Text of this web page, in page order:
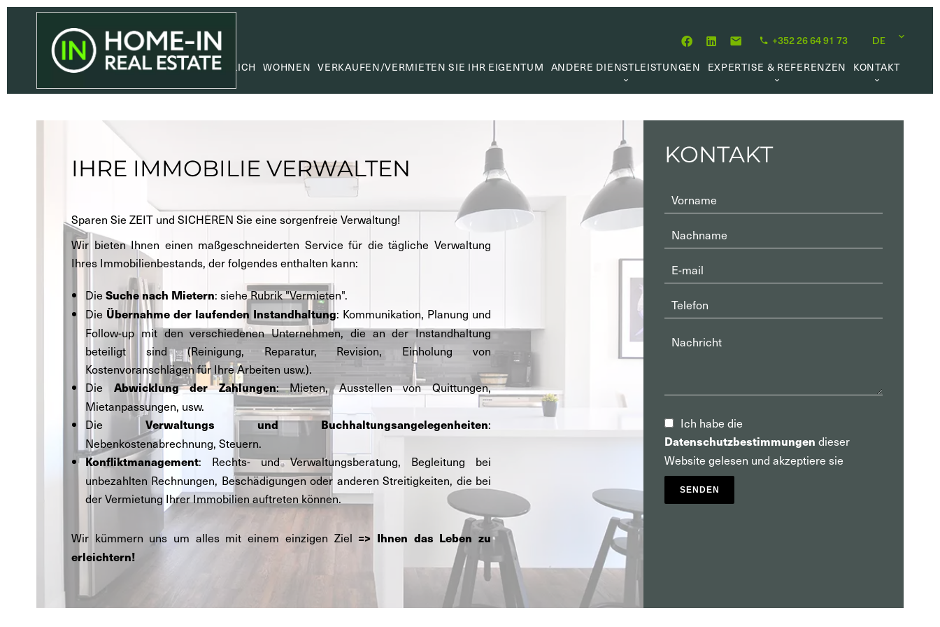
+352 26 64 91 73 DE
GEWERBLICH WOHNEN VERKAUFEN/VERMIETEN SIE IHR EIGENTUM ANDERE DIENSTLEISTUNGEN
MIETVERWALTUNG
SUCHAUFTRAG
CAPITAL MARKET
NÜTZLICHE LINKS
EXPERTISE & REFERENZEN
REFERENZEN
KONTAKT
IHRE IMMOBILIE VERWALTEN
Sparen Sie ZEIT und SICHEREN Sie eine sorgenfreie Verwaltung!
Wir bieten Ihnen einen maßgeschneiderten Service für die tägliche Verwaltung
Ihres Immobilienbestands, der folgendes enthalten kann:
Die Suche nach Mietern: siehe Rubrik "Vermieten".
Die Übernahme der laufenden Instandhaltung: Kommunikation, Planung und
Follow-up mit den verschiedenen Unternehmen, die an der Instandhaltung
beteiligt sind (Reinigung, Reparatur, Revision, Einholung von
Kostenvoranschlägen für Ihre Arbeiten usw.).
Die Abwicklung der Zahlungen: Mieten, Ausstellen von Quittungen,
Mietanpassungen, usw.
Die Verwaltungs und Buchhaltungsangelegenheiten:
Nebenkostenabrechnung, Steuern.
Konfliktmanagement: Rechts- und Verwaltungsberatung, Begleitung bei
unbezahlten Rechnungen, Beschädigungen oder anderen Streitigkeiten, die bei
der Vermietung Ihrer Immobilien auftreten können.
Wir kümmern uns um alles mit einem einzigen Ziel => Ihnen das Leben zu
erleichtern!
KONTAKT
Ich habe die
Datenschutzbestimmungen dieser
Website gelesen und akzeptiere sie
SENDEN